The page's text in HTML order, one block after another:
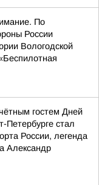
По
России
Вологодской
гостем Дней
Петербурге стал
России, легенда
Александр